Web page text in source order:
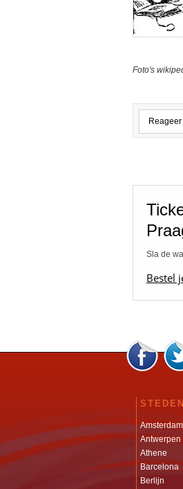
Foto's
Reageer
Sla de
Bestel
STEDEN
Amsterdam
Antwerpen
Athene
Barcelona
Berlijn